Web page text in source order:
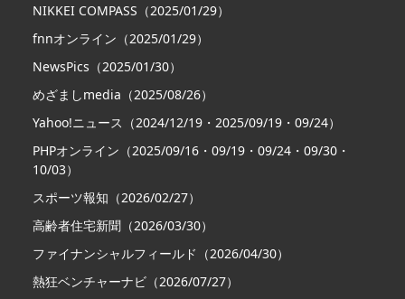
NIKKEI COMPASS（2025/01/29）
fnnオンライン（2025/01/29）
NewsPics（2025/01/30）
めざましmedia（2025/08/26）
Yahoo!ニュース（2024/12/19・2025/09/19・09/24）
PHPオンライン（2025/09/16・09/19・09/24・09/30・
10/03）
スポーツ報知（2026/02/27）
高齢者住宅新聞（2026/03/30）
ファイナンシャルフィールド（2026/04/30）
熱狂ベンチャーナビ（2026/07/27）